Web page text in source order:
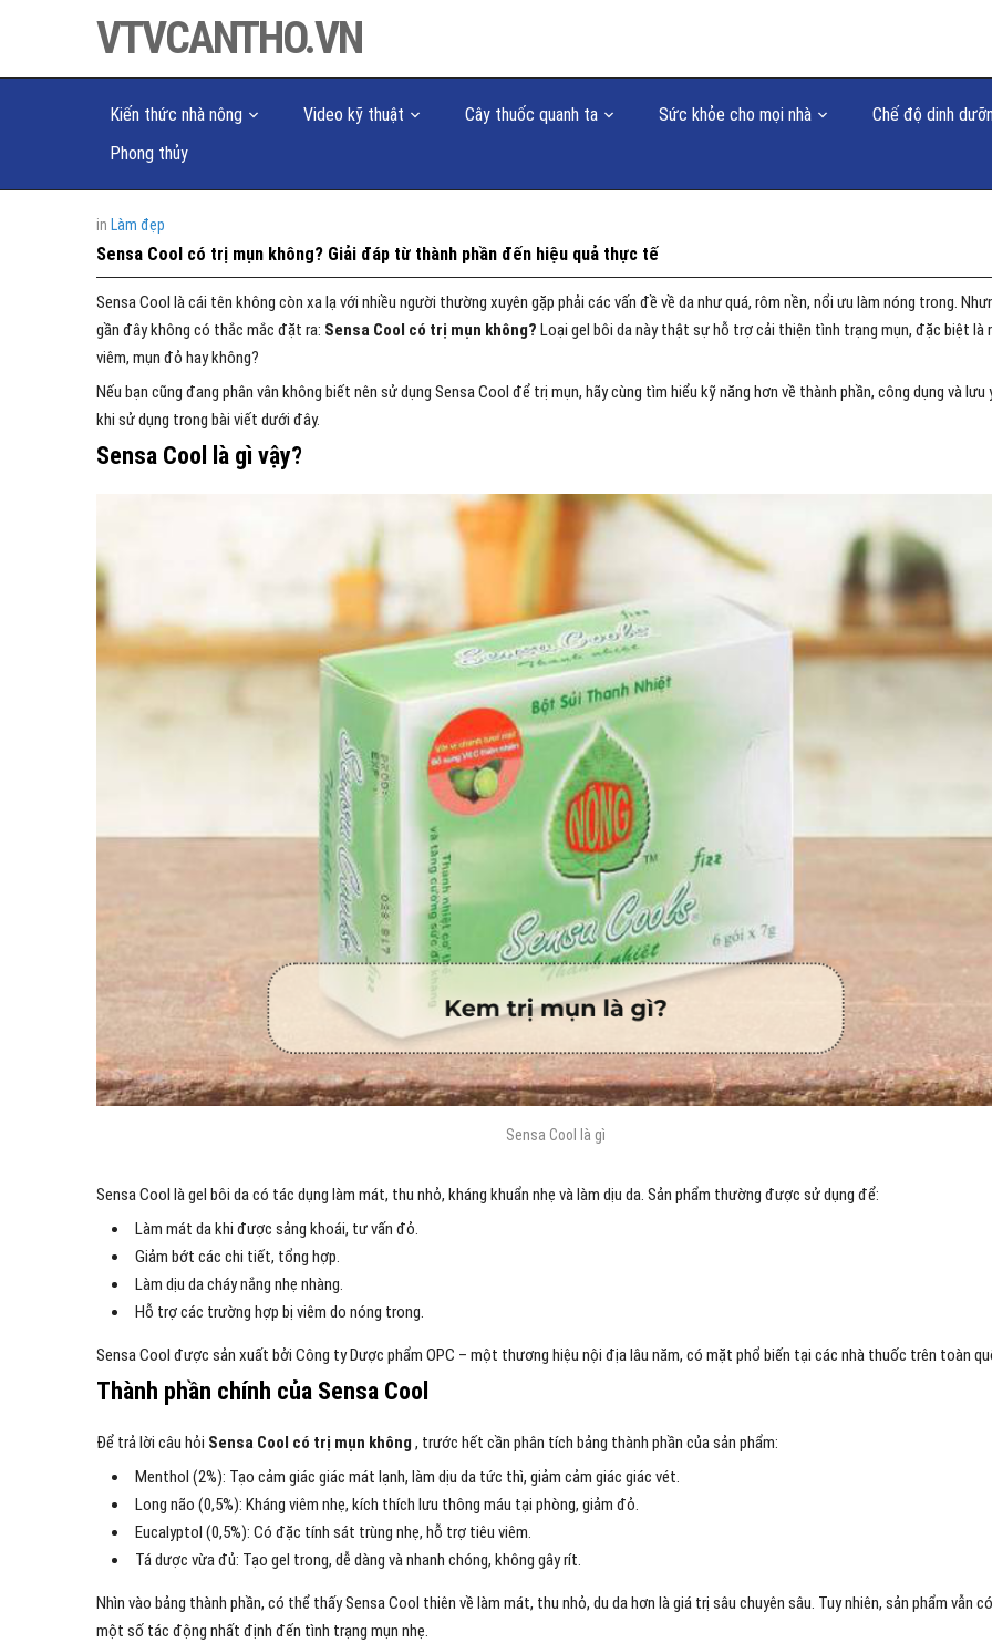
VTVCANTHO.VN
Kiến thức nhà nông Video kỹ thuật Cây thuốc quanh ta Sức khỏe cho mọi nhà
Chế độ dinh
Phong thủy
in Làm đẹp
Sensa Cool có trị mụn không? Giải đáp từ thành phần đến hiệu quả thực tế
Sensa Cool là cái tên không còn xa lạ với nhiều người thường xuyên gặp phải các vấn đề về da như quá, rôm nền, nổi ưu làm nóng trong.
gần đây không có thắc mắc đặt ra: Sensa Cool có trị mụn không? Loại gel bôi da này thật sự hỗ trợ cải thiện tình trạng mụn, đặc biệt là
viêm, mụn đỏ hay không?
Nếu bạn cũng đang phân vân không biết nên sử dụng Sensa Cool để trị mụn, hãy cùng tìm hiểu kỹ năng hơn về thành phần, công dụng và lưu
khi sử dụng trong bài viết dưới đây.
Sensa Cool là gì vậy?
Sensa Cool là gì
Sensa Cool là gel bôi da có tác dụng làm mát, thu nhỏ, kháng khuẩn nhẹ và làm dịu da. Sản phẩm thường được sử dụng để:
Làm mát da khi được sảng khoái, tư vấn đỏ.
Giảm bớt các chi tiết, tổng hợp.
Làm dịu da cháy nắng nhẹ nhàng.
Hỗ trợ các trường hợp bị viêm do nóng trong.
Sensa Cool được sản xuất bởi Công ty Dược phẩm OPC – một thương hiệu nội địa lâu năm, có mặt phổ biến tại các nhà thuốc trên toàn
Thành phần chính của Sensa Cool
Để trả lời câu hỏi Sensa Cool có trị mụn không , trước hết cần phân tích bảng thành phần của sản phẩm:
Menthol (2%): Tạo cảm giác giác mát lạnh, làm dịu da tức thì, giảm cảm giác giác vét.
Long não (0,5%): Kháng viêm nhẹ, kích thích lưu thông máu tại phòng, giảm đỏ.
Eucalyptol (0,5%): Có đặc tính sát trùng nhẹ, hỗ trợ tiêu viêm.
Tá dược vừa đủ: Tạo gel trong, dễ dàng và nhanh chóng, không gây rít.
Nhìn vào bảng thành phần, có thể thấy Sensa Cool thiên về làm mát, thu nhỏ, du da hơn là giá trị sâu chuyên sâu. Tuy nhiên, sản phẩm vẫn có
một số tác động nhất định đến tình trạng mụn nhẹ.